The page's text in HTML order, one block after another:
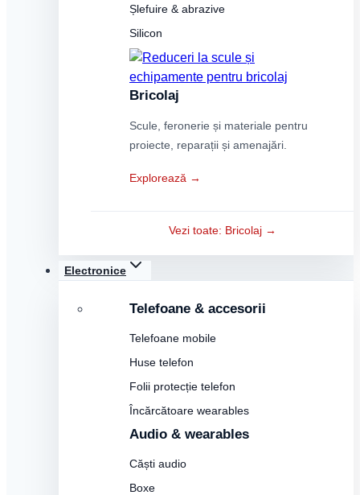
Șlefuire & abrazive
Silicon
Bricolaj
Scule, feronerie și materiale pentru
proiecte, reparații și amenajări.
Explorează →
Vezi toate: Bricolaj →
Electronice
Telefoane & accesorii
Telefoane mobile
Huse telefon
Folii protecție telefon
Încărcătoare wearables
Audio & wearables
Căști audio
Boxe